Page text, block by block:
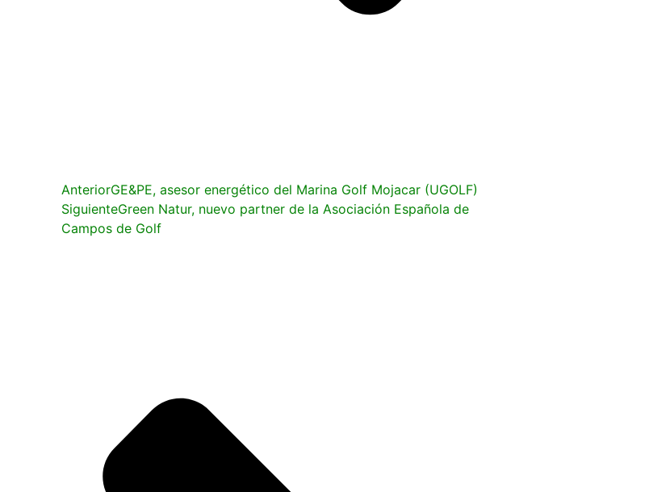
AnteriorGE&PE, asesor energético del Marina Golf Mojacar (UGOLF)
SiguienteGreen Natur, nuevo partner de la Asociación Española de
Campos de Golf